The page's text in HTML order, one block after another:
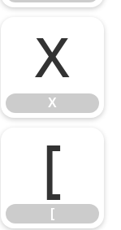
X
X
[
[